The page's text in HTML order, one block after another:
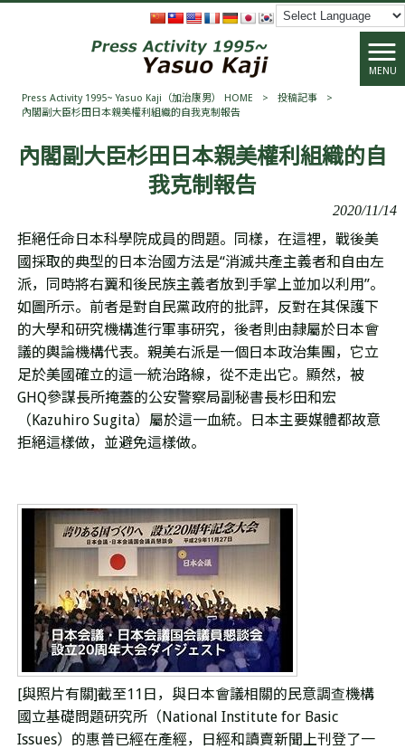
MENU
Press Activity 1995~ Yasuo Kaji（加治康男） HOME > 投稿記事
>
內閣副大臣杉田日本親美權利組織的自我克制報告
內閣副大臣杉田日本親美權利組織的自
我克制報告
2020/11/14
拒絕任命日本科學院成員的問題。同樣，在這裡，戰後美
國採取的典型的日本治國方法是“消滅共產主義者和自由左
派，同時將右翼和後民族主義者放到手掌上並加以利用”。
如圖所示。前者是對自民黨政府的批評，反對在其保護下
的大學和研究機構進行軍事研究，後者則由隸屬於日本會
議的輿論機構代表。親美右派是一個日本政治集團，它立
足於美國確立的這一統治路線，從不走出它。顯然，被
GHQ參謀長所掩蓋的公安警察局副秘書長杉田和宏
（Kazuhiro Sugita）屬於這一血統。日本主要媒體都故意
拒絕這樣做，並避免這樣做。
[與照片有關]截至11 日，與日本會議相關的民意調查機構
國立基礎問題研究所（National Institute for Basic
Issues）的惠普已經在產經，日經和讀賣新聞上刊登了一